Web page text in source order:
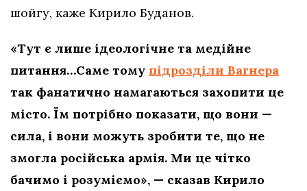
шойгу, каже Кирило Буданов.
«Тут є лише ідеологічне та медійне
питання…Саме тому підрозділи Вагнера
так фанатично намагаються захопити це
місто. Їм потрібно показати, що вони —
сила, і вони можуть зробити те, що не
змогла російська армія. Ми це чітко
бачимо і розуміємо», — сказав Кирило